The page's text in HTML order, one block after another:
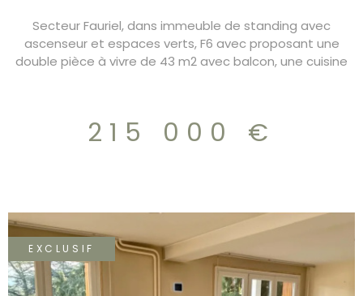
215.000€
Secteur Fauriel, dans immeuble de standing avec
ascenseur et espaces verts, F6 avec proposant une
double pièce à vivre de 43 m2 avec balcon, une cuisine
possible à l'achat pour 8.000€ DPE/D Charges 215.000€
215 000 €
EXCLUSIF